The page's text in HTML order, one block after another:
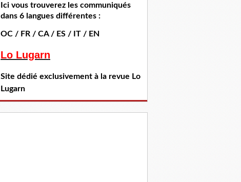
Ici vous trouverez les communiqués
dans 6 langues différentes :
OC / FR / CA / ES / IT / EN
Lo Lugarn
Site dédié exclusivement à la revue Lo
Lugarn